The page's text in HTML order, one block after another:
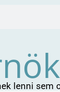
lenni sem